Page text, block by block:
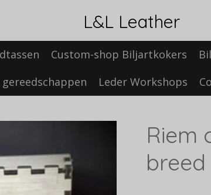
L&L Leather
Custom-shop Biljartkokers
gereedschappen
Leder Workshops
Riem
breed